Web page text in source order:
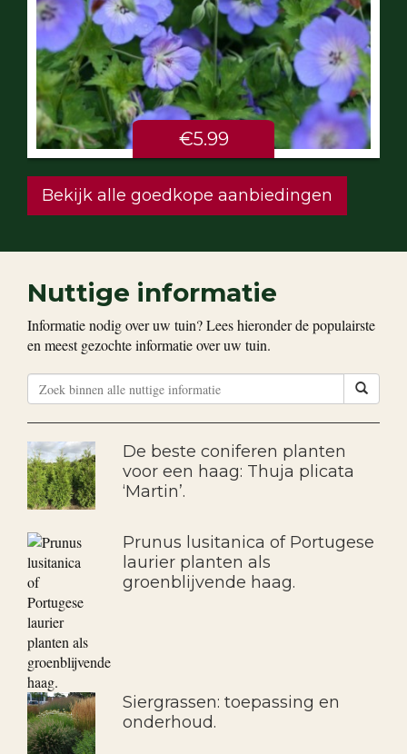
€5.99
Bekijk alle goedkope aanbiedingen
Nuttige informatie
Informatie nodig over uw tuin? Lees hieronder de populairste
en meest gezochte informatie over uw tuin.
De beste coniferen planten
voor een haag: Thuja plicata
‘Martin’.
Prunus lusitanica of Portugese
laurier planten als
groenblijvende haag.
Siergrassen: toepassing en
onderhoud.